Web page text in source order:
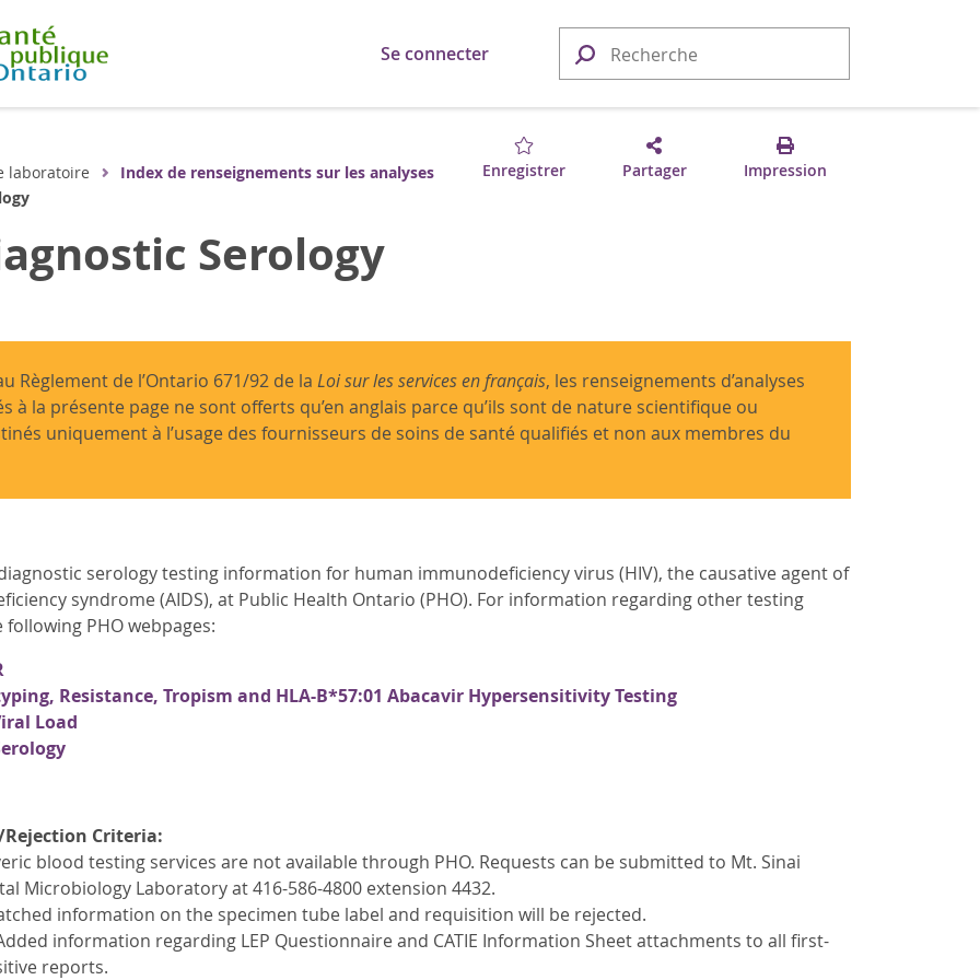
Se connecter
Enregistrer Partager Impression
laboratoire
Index de renseignements sur les analyses
Serology
Règlement de l’Ontario 671/92 de la Loi sur les services en français, les renseignements d’analyses
à la présente page ne sont offerts qu’en anglais parce qu’ils sont de nature scientifique ou
uniquement à l’usage des fournisseurs de soins de santé qualifiés et non aux membres du
serology testing information for human immunodeficiency virus (HIV), the causative agent of
syndrome (AIDS), at Public Health Ontario (PHO). For information regarding other testing
PHO webpages:
Resistance, Tropism and HLA-B*57:01 Abacavir Hypersensitivity Testing
Load
Rejection Criteria:
blood testing services are not available through PHO. Requests can be submitted to Mt. Sinai
Microbiology Laboratory at 416-586-4800 extension 4432.
information on the specimen tube label and requisition will be rejected.
information regarding LEP Questionnaire and CATIE Information Sheet attachments to all first-
reports.